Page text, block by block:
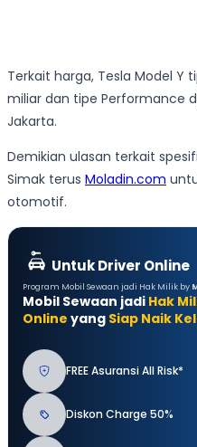
Terkait harga, Tesla Model Y
miliar dan tipe Performance
Jakarta.
Demikian ulasan terkait
Simak terus Moladin.com
otomotif.
Untuk Driver Online
Program Mobil Sewaan jadi Hak Milik by
Mobil Sewaan jadi Hak
Online yang Siap Naik
FREE Asuransi All Risk*
Diskon Charge 50%